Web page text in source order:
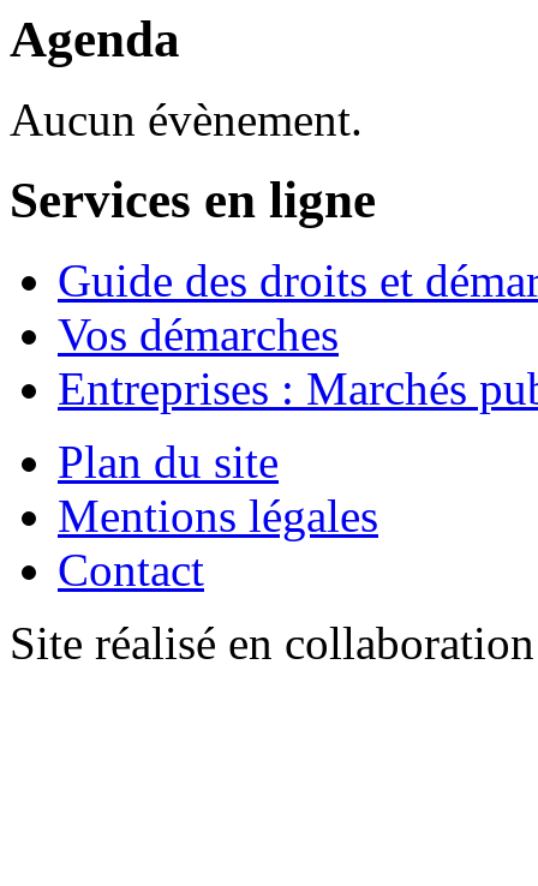
Agenda
Aucun évènement.
Services en ligne
Guide des droits et
Vos démarches
Entreprises : Marchés
Plan du site
Mentions légales
Contact
Site réalisé en